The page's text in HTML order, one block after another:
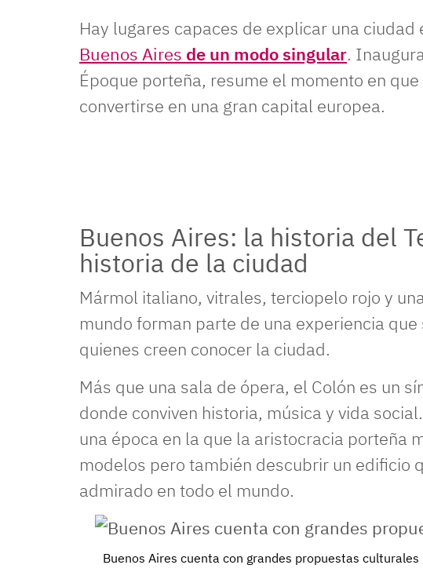
Hay lugares capaces de explicar una ciudad
Buenos Aires de un modo singular.
Époque porteña, resume el momento en
convertirse en una gran capital europea.
Buenos Aires: la historia del
historia de la ciudad
Mármol italiano, vitrales, terciopelo rojo y
mundo forman parte de una experiencia
quienes creen conocer la ciudad.
Más que una sala de ópera, el Colón es un
donde conviven historia, música y vida
una época en la que la aristocracia porteña
modelos pero también descubrir un edificio
admirado en todo el mundo.
Buenos Aires cuenta con grandes propuestas